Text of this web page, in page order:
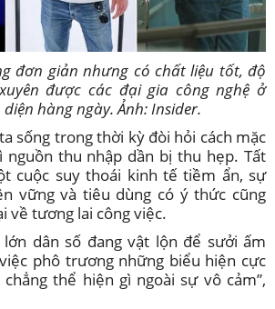
đơn giản nhưng có chất liệu tốt, độ
được các đại gia công nghệ ở
hàng ngày. Ảnh: Insider.
sống trong thời kỳ đòi hỏi cách mặc
nguồn thu nhập dần bị thu hẹp. Tất
cuộc suy thoái kinh tế tiềm ẩn, sự
vững và tiêu dùng có ý thức cũng
về tương lai công việc.
dân số đang vật lộn để sưởi ấm
phô trương những biểu hiện cực
thể hiện gì ngoài sự vô cảm”,